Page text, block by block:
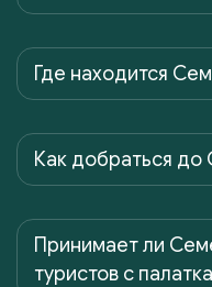
Где находится
Как добраться до
Принимает ли
туристов с